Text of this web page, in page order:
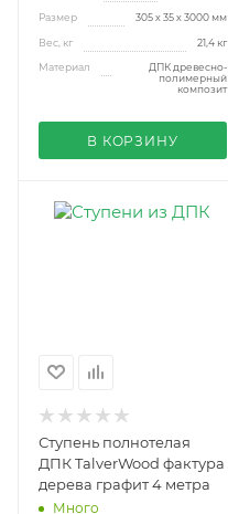
Размер 305 х 35 х 3000 мм
Вес, кг 21,4 кг
Материал
ДПК древесно-
полимерный
композит
В КОРЗИНУ
Ступень полнотелая
ДПК TalverWood фактура
дерева графит 4 метра
Много